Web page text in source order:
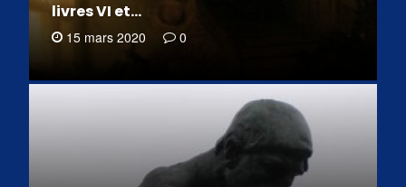
livres VI et…
15 mars 2020 0